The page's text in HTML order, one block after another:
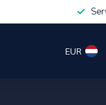
EUR